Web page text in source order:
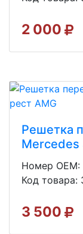
2 000
Решетка
Mercedes
Номер OEM:
Код товара:
3 500